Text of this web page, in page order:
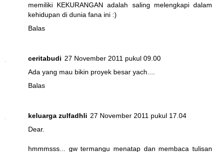
memiliki KEKURANGAN adalah saling melengkapi dalam
kehidupan di dunia fana ini :)
Balas
ceritabudi 27 November 2011 pukul 09.00
Ada yang mau bikin proyek besar yach....
Balas
keluarga zulfadhli 27 November 2011 pukul 17.04
Dear.
hmmmsss... gw termangu menatap dan membaca tulisan